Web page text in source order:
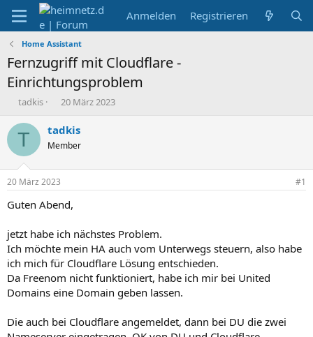
Anmelden Registrieren
Home Assistant
Fernzugriff mit Cloudflare -
Einrichtungsproblem
E
s
e
r
tadkis
E
s
e
t
a
20 März 2023
T tadkis
Member
20 März 2023 #1
Guten Abend,
jetzt habe ich nächstes Problem.
Ich möchte mein HA auch vom Unterwegs steuern, also habe
ich mich für Cloudflare Lösung entschieden.
Da Freenom nicht funktioniert, habe ich mir bei United
Domains eine Domain geben lassen.
Die auch bei Cloudflare angemeldet, dann bei DU die zwei